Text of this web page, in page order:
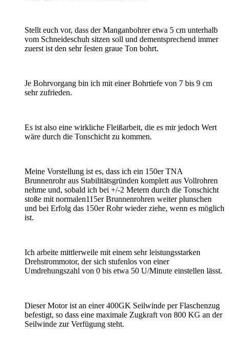
Stellt euch vor, dass der Manganbohrer etwa 5 cm unterhalb
vom Schneideschuh sitzen soll und dementsprechend immer
zuerst ist den sehr festen graue Ton bohrt.
Je Bohrvorgang bin ich mit einer Bohrtiefe von 7 bis 9 cm
sehr zufrieden.
Es ist also eine wirkliche Fleißarbeit, die es mir jedoch Wert
wäre durch die Tonschicht zu kommen.
Meine Vorstellung ist es, dass ich ein 150er TNA
Brunnenrohr aus Stabilitätsgründen komplett aus Vollrohren
nehme und, sobald ich bei +/-2 Metern durch die Tonschicht
stoße mit normalen115er Brunnenrohren weiter plunschen
und bei Erfolg das 150er Rohr wieder ziehe, wenn es möglich
ist.
Ich arbeite mittlerweile mit einem sehr leistungsstarken
Drehstrommotor, der sich stufenlos von einer
Umdrehungszahl von 0 bis etwa 50 U/Minute einstellen lässt.
Dieser Motor ist an einer 400GK Seilwinde per Flaschenzug
befestigt, so dass eine maximale Zugkraft von 800 KG an der
Seilwinde zur Verfügung steht.